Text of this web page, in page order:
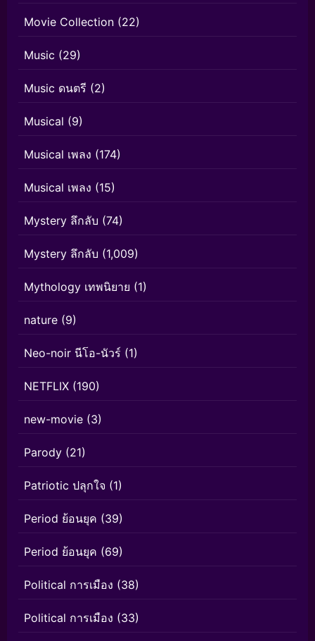
Movie Collection (22)
Music (29)
Music ดนตรี (2)
Musical (9)
Musical เพลง (174)
Musical เพลง (15)
Mystery ลึกลับ (74)
Mystery ลึกลับ (1,009)
Mythology เทพนิยาย (1)
nature (9)
Neo-noir นีโอ-นัวร์ (1)
NETFLIX (190)
new-movie (3)
Parody (21)
Patriotic ปลุกใจ (1)
Period ย้อนยุค (39)
Period ย้อนยุค (69)
Political การเมือง (38)
Political การเมือง (33)